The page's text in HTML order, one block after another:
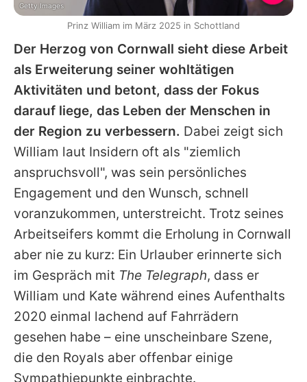
Der Herzog von Cornwall sieht diese Arbeit
als Erweiterung seiner wohltätigen
Aktivitäten und betont, dass der Fokus
darauf liege, das Leben der Menschen in
der Region zu verbessern. Dabei zeigt sich
William laut Insidern oft als "ziemlich
anspruchsvoll", was sein persönliches
Engagement und den Wunsch, schnell
voranzukommen, unterstreicht. Trotz seines
Arbeitseifers kommt die Erholung in Cornwall
aber nie zu kurz: Ein Urlauber erinnerte sich
im Gespräch mit The Telegraph, dass er
William und Kate während eines Aufenthalts
2020 einmal lachend auf Fahrrädern
gesehen habe – eine unscheinbare Szene,
die den Royals aber offenbar einige
Sympathiepunkte einbrachte.
Getty Images
Prinz William im März 2025 in Schottland